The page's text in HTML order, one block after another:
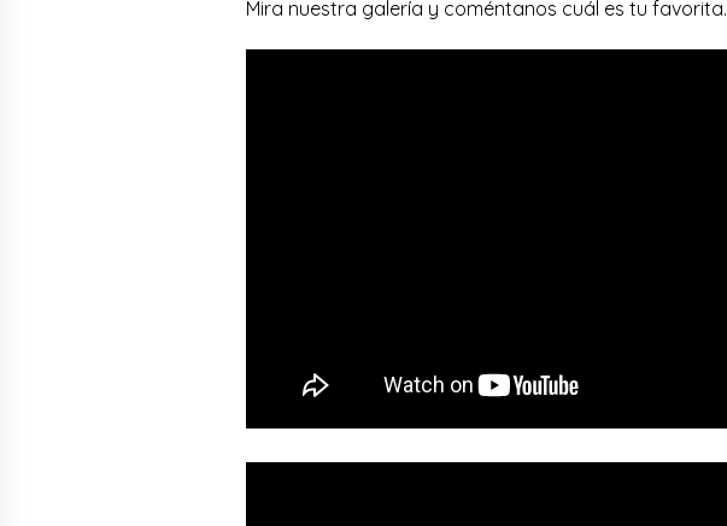
Mira nuestra galería y coméntanos cuál es tu favorita.